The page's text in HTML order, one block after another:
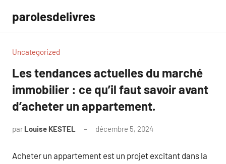
contenu
parolesdelivres
Uncategorized
Les tendances actuelles du marché
immobilier : ce qu’il faut savoir avant
d’acheter un appartement.
par Louise KESTEL décembre 5, 2024
Acheter un appartement est un projet excitant dans la